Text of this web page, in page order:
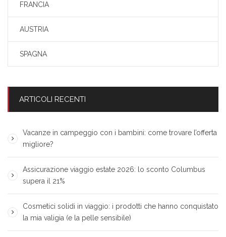
FRANCIA
AUSTRIA
SPAGNA
ARTICOLI RECENTI
Vacanze in campeggio con i bambini: come trovare l’offerta
migliore?
Assicurazione viaggio estate 2026: lo sconto Columbus
supera il 21%
Cosmetici solidi in viaggio: i prodotti che hanno conquistato
la mia valigia (e la pelle sensibile)